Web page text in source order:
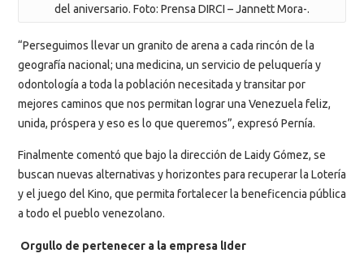
del aniversario. Foto: Prensa DIRCI – Jannett Mora-.
“Perseguimos llevar un granito de arena a cada rincón de la
geografía nacional; una medicina, un servicio de peluquería y
odontología a toda la población necesitada y transitar por
mejores caminos que nos permitan lograr una Venezuela feliz,
unida, próspera y eso es lo que queremos”, expresó Pernía.
Finalmente comentó que bajo la dirección de Laidy Gómez, se
buscan nuevas alternativas y horizontes para recuperar la Lotería
y el juego del Kino, que permita fortalecer la beneficencia pública
a todo el pueblo venezolano.
Orgullo de pertenecer a la empresa lIder